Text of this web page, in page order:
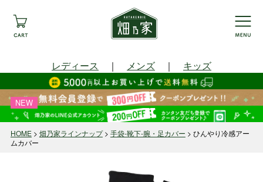
レディース ｜ メンズ ｜ キッズ
HOME 畑乃家ラインナップ 手袋-靴下-腕・足カバー
ひんやり冷感アー
ムカバー
NEW